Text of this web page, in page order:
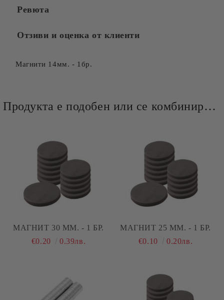
Ревюта
Отзиви и оценка от клиенти
Магнити 14мм. - 1бр.
Продукта е подобен или се комбинира добре и със следните продукти :
МАГНИТ 30 ММ. - 1 БР.
€0.20
0.39лв.
МАГНИТ 25 ММ. - 1 БР.
€0.10
0.20лв.